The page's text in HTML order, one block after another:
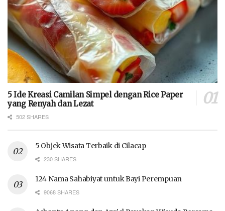
5 Ide Kreasi Camilan Simpel dengan Rice Paper
yang Renyah dan Lezat
502 SHARES
5 Objek Wisata Terbaik di Cilacap
230 SHARES
124 Nama Sahabiyat untuk Bayi Perempuan
9068 SHARES